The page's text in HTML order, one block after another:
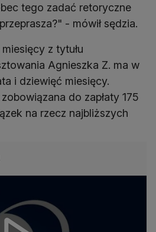
tego zadać retoryczne
- mówił sędzia.
z tytułu
Agnieszka Z. ma w
i dziewięć miesięcy.
do zapłaty 175
na rzecz najbliższych